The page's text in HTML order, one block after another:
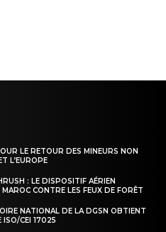
LE RETOUR DES MINEURS NON
L’EUROPE
: LE DISPOSITIF AÉRIEN
CONTRE LES FEUX DE FORÊT
NATIONAL DE LA DGSN OBTIENT
ISO/CEI 17025